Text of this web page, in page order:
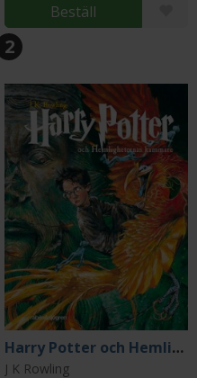
Beställ
2
Harry Potter och Hemligheternas kammare
J K Rowling